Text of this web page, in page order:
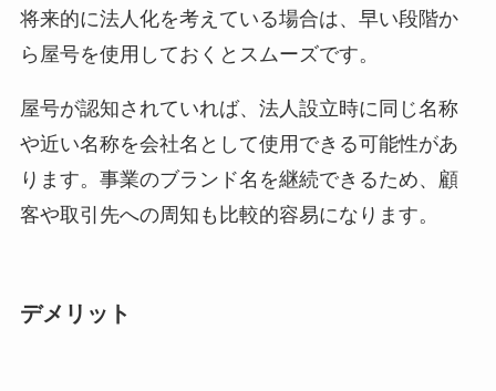
将来的に法人化を考えている場合は、早い段階か
ら屋号を使用しておくとスムーズです。
屋号が認知されていれば、法人設立時に同じ名称
や近い名称を会社名として使用できる可能性があ
ります。事業のブランド名を継続できるため、顧
客や取引先への周知も比較的容易になります。
デメリット